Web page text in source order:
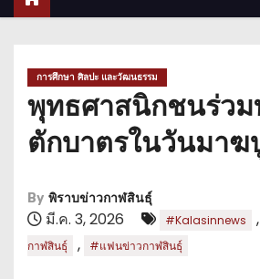
การศึกษา ศิลปะ และวัฒนธรรม
พุทธศาสนิกชนร่ว
ตักบาตรในวันมาฆ
By พิราบข่าวกาฬสินธุ์
มี.ค. 3, 2026 #Kalasinnews ,
กาฬสินธุ์
, #แฟนข่าวกาฬสินธุ์